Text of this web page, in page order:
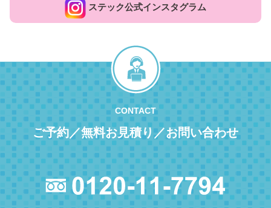
ステック公式インスタグラム
CONTACT
ご予約／無料お見積り／お問い合わせ